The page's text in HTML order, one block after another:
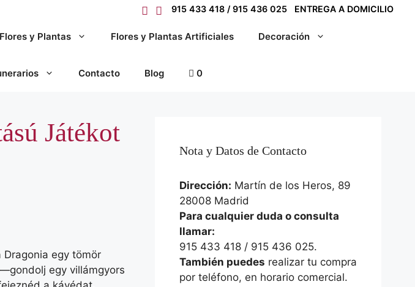
915 433 418 / 915 436 025 ENTREGA A DOMICILIO
Flores y Plantas Flores y Plantas Artificiales Decoración
Contacto Blog 0
Játékot
Dragonia egy tömör
egy villámgyors
Nota y Datos de Contacto
Dirección: Martín de los Heros, 89
28008 Madrid
Para cualquier duda o consulta
llamar:
915 433 418 / 915 436 025.
También puedes realizar tu compra
por teléfono, en horario comercial.